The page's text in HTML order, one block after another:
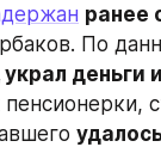
ранее
По
деньги